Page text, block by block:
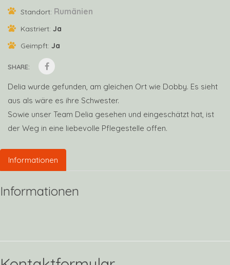
Standort: Rumänien
Kastriert: Ja
Geimpft: Ja
SHARE:
Delia wurde gefunden, am gleichen Ort wie Dobby. Es sieht
aus als wäre es ihre Schwester.
Sowie unser Team Delia gesehen und eingeschätzt hat, ist
der Weg in eine liebevolle Pflegestelle offen.
Informationen
Informationen